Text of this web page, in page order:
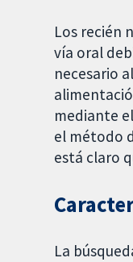
Los recién
vía oral
necesario
mediante
el método
está claro
La